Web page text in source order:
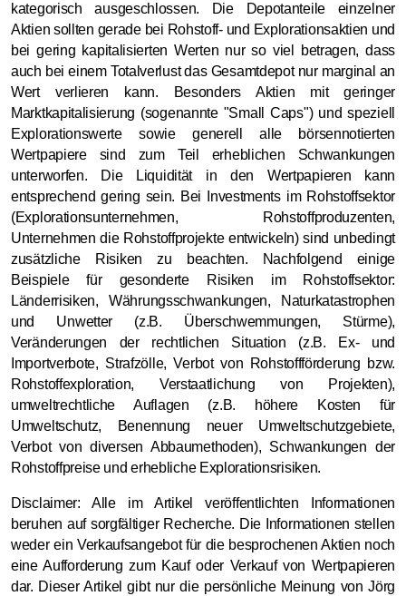
kategorisch ausgeschlossen. Die Depotanteile einzelner
Aktien sollten gerade bei Rohstoff- und Explorationsaktien und
bei gering kapitalisierten Werten nur so viel betragen, dass
auch bei einem Totalverlust das Gesamtdepot nur marginal an
Wert verlieren kann. Besonders Aktien mit geringer
Marktkapitalisierung (sogenannte "Small Caps") und speziell
Explorationswerte sowie generell alle börsennotierten
Wertpapiere sind zum Teil erheblichen Schwankungen
unterworfen. Die Liquidität in den Wertpapieren kann
entsprechend gering sein. Bei Investments im Rohstoffsektor
(Explorationsunternehmen, Rohstoffproduzenten,
Unternehmen die Rohstoffprojekte entwickeln) sind unbedingt
zusätzliche Risiken zu beachten. Nachfolgend einige
Beispiele für gesonderte Risiken im Rohstoffsektor:
Länderrisiken, Währungsschwankungen, Naturkatastrophen
und Unwetter (z.B. Überschwemmungen, Stürme),
Veränderungen der rechtlichen Situation (z.B. Ex- und
Importverbote, Strafzölle, Verbot von Rohstoffförderung bzw.
Rohstoffexploration, Verstaatlichung von Projekten),
umweltrechtliche Auflagen (z.B. höhere Kosten für
Umweltschutz, Benennung neuer Umweltschutzgebiete,
Verbot von diversen Abbaumethoden), Schwankungen der
Rohstoffpreise und erhebliche Explorationsrisiken.
Disclaimer: Alle im Artikel veröffentlichten Informationen
beruhen auf sorgfältiger Recherche. Die Informationen stellen
weder ein Verkaufsangebot für die besprochenen Aktien noch
eine Aufforderung zum Kauf oder Verkauf von Wertpapieren
dar. Dieser Artikel gibt nur die persönliche Meinung von Jörg